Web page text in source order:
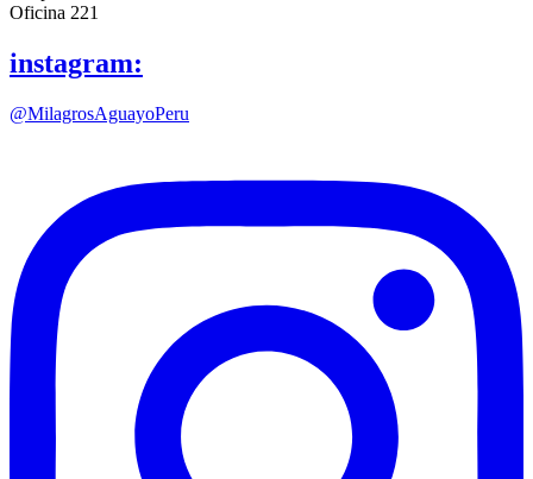
Oficina 221
instagram:
@MilagrosAguayoPeru